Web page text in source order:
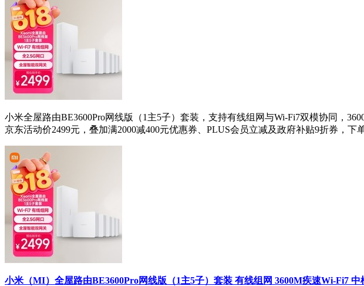
小米全屋路由BE3600Pro网线版（1主5子）套装，支持有线组网与Wi-Fi7双模协同，
京东活动价2499元，叠加满2000减400元优惠券、PLUS会员立减及政府补贴9折券，下
小米（MI）全屋路由BE3600Pro网线版（1主5子）套装 有线组网 3600M疾速Wi-Fi7